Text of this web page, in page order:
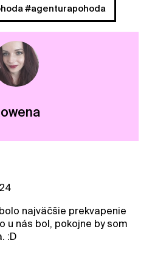
#agenturapohoda
najväčšie prekvapenie
u nás bol, pokojne by som
:D